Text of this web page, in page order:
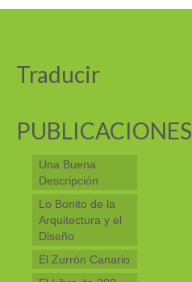
Traducir
PUBLICACIONES
Una Buena
Descripción
Lo Bonito de la
Arquitectura y el
Diseño
El Zurrón Canario